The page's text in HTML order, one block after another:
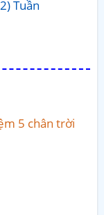
Tuần
5 chân trời